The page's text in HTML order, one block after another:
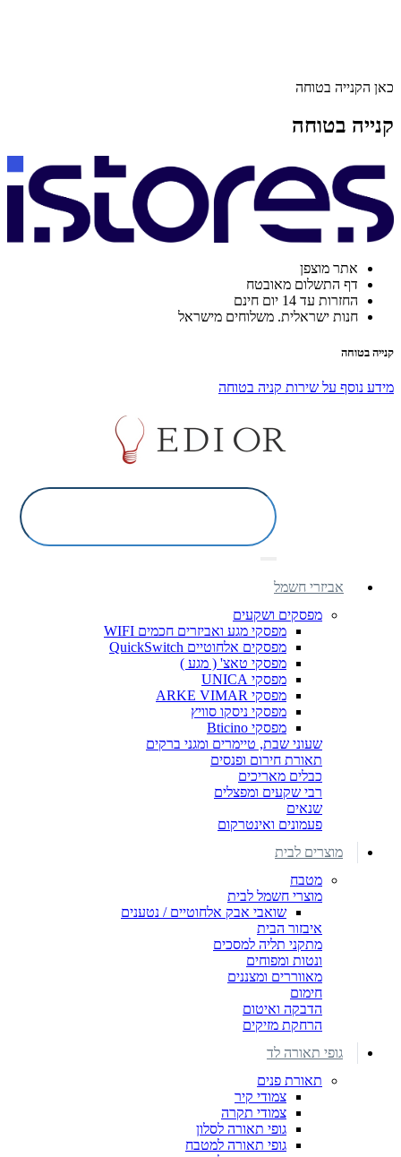
כאן הקנייה בטוחה
קנייה בטוחה
אתר מוצפן
דף התשלום מאובטח
החזרות עד 14 יום חינם
חנות ישראלית. משלוחים מישראל
קנייה בטוחה
מידע נוסף על שירות קניה בטוחה
אביזרי חשמל
מפסקים ושקעים
מפסקי מגע ואביזרים חכמים WIFI
מפסקים אלחוטיים QuickSwitch
מפסקי טאצ' ( מגע )
מפסקי UNICA
מפסקי ARKE VIMAR
מפסקי ניסקו סוויץ
מפסקי Bticino
שעוני שבת, טיימרים ומגני ברקים
תאורת חירום ופנסים
כבלים מאריכים
רבי שקעים ומפצלים
שנאים
פעמונים ואינטרקום
מוצרים לבית
מטבח
מוצרי חשמל לבית
שואבי אבק אלחוטיים / נטענים
איבזור הבית
מתקני תליה למסכים
ונטות ומפוחים
מאווררים ומצננים
חימום
הדבקה ואיטום
הרחקת מזיקים
גופי תאורה לד
תאורת פנים
צמודי קיר
צמודי תקרה
גופי תאורה לסלון
גופי תאורה למטבח